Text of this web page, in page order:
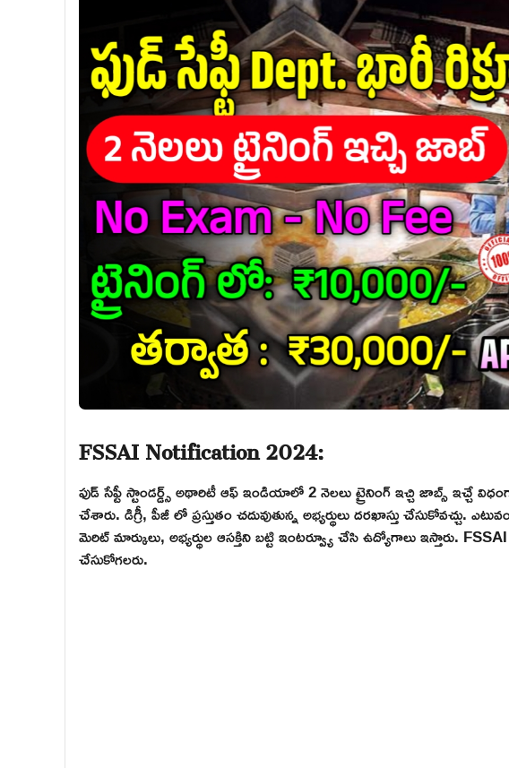
FSSAI Notification 2024:
ఫుడ్ సేఫ్టీ స్టాండర్డ్స్ అథారిటీ ఆఫ్ ఇండియాలో 2 నెలలు ట్రైనింగ్ ఇచ్చి జాబ్స్ ఇచ్చే
చేశారు. డిగ్రీ, పీజీ లో ప్రస్తుతం చదువుతున్న అభ్యర్థులు దరఖాస్తు చేసుకోవచ్చు.
మెరిట్ మార్కులు, అభ్యర్థుల ఆసక్తిని బట్టి ఇంటర్వ్యూ చేసి ఉద్యోగాలు ఇస్తారు.
చేసుకోగలరు.